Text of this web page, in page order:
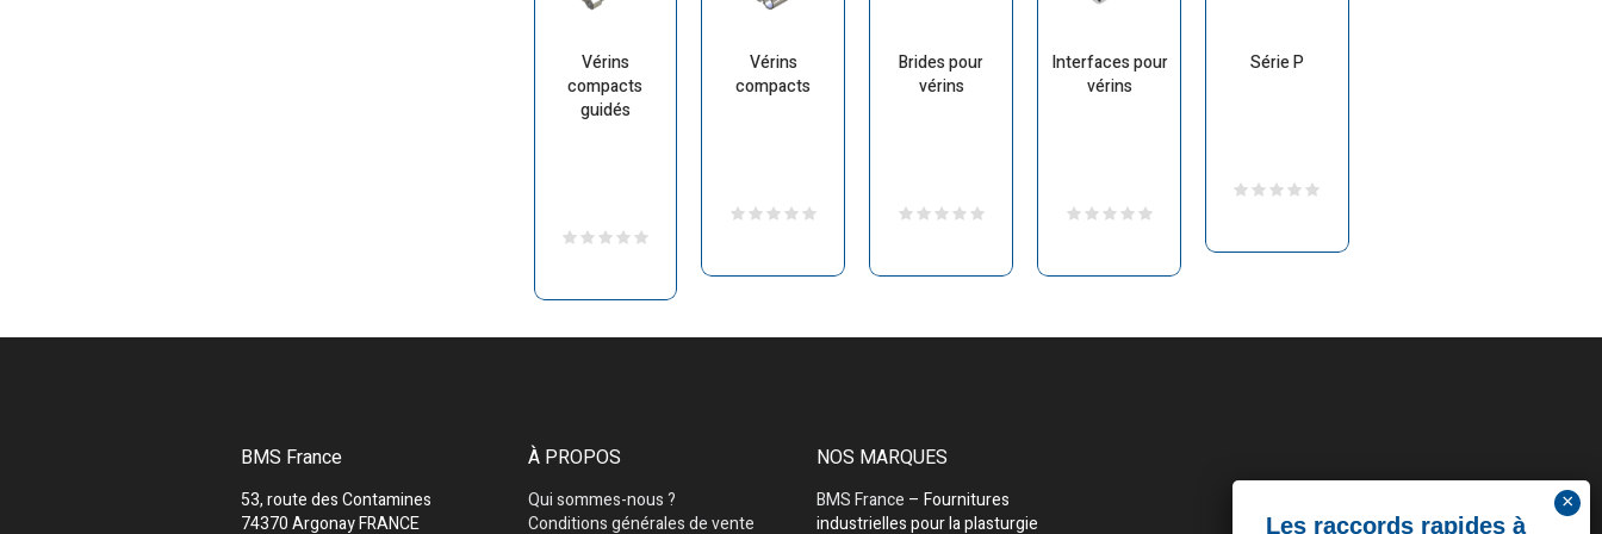
Vérins
compacts
guidés
Vérins
compacts
Brides pour
vérins
Interfaces pour
vérins
Série P
BMS France
53, route des Contamines
74370 Argonay FRANCE
À PROPOS
Qui sommes-nous ?
Conditions générales de vente
NOS MARQUES
BMS France – Fournitures
industrielles pour la plasturgie